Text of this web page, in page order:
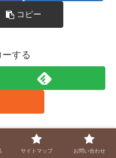
コピー
する
かさね
サイトマップ お問い合わせ